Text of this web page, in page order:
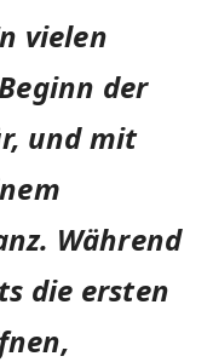
vielen
der
und mit
Während
die ersten